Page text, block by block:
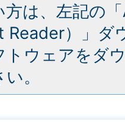
は、左記の
Reader）」ダ
トウェアをダ
。